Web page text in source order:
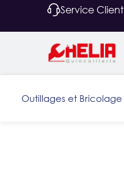
Service
Outillages et Bricolage